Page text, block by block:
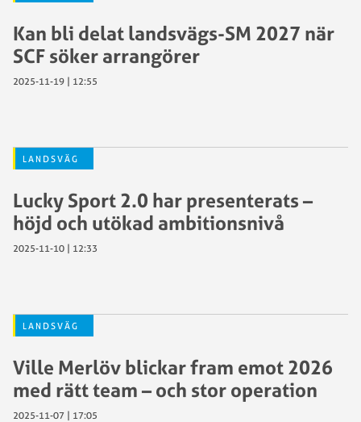
Kan bli delat landsvägs-SM 2027 när
SCF söker arrangörer
2025-11-19 | 12:55
LANDSVÄG
Lucky Sport 2.0 har presenterats –
höjd och utökad ambitionsnivå
2025-11-10 | 12:33
LANDSVÄG
Ville Merlöv blickar fram emot 2026
med rätt team – och stor operation
2025-11-07 | 17:05